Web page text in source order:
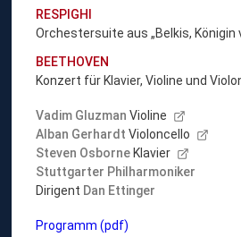
RESPIGHI
Orchestersuite aus „Belkis, Königin
BEETHOVEN
Konzert für Klavier, Violine und
Vadim GluzmanVioline
Alban GerhardtVioloncello
Steven OsborneKlavier
Stuttgarter Philharmoniker
Dirigent Dan Ettinger
Programm (pdf)